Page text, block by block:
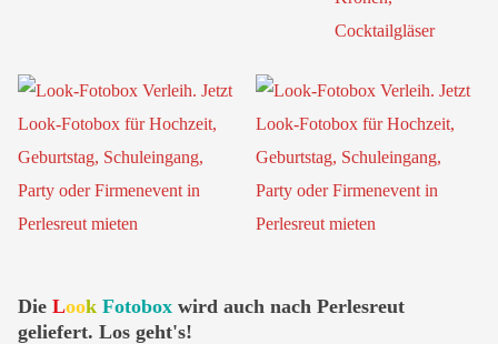
Die Look Fotobox wird auch nach Perlesreut
geliefert. Los geht's!